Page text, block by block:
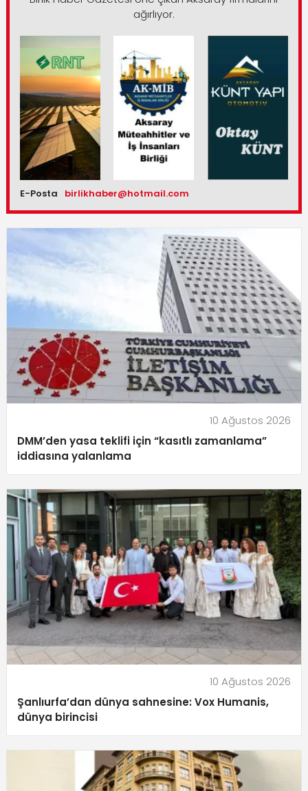
ağırlıyor.
E-Posta birlikhaber@hotmail.com
10 Ağustos 2026
DMM’den yasa teklifi için “kasıtlı zamanlama”
iddiasına yalanlama
10 Ağustos 2026
Şanlıurfa’dan dünya sahnesine: Vox Humanis,
dünya birincisi